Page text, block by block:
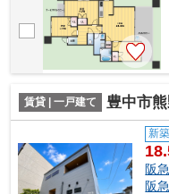
賃貸 | 一戸建て 豊中市
新築
阪
阪